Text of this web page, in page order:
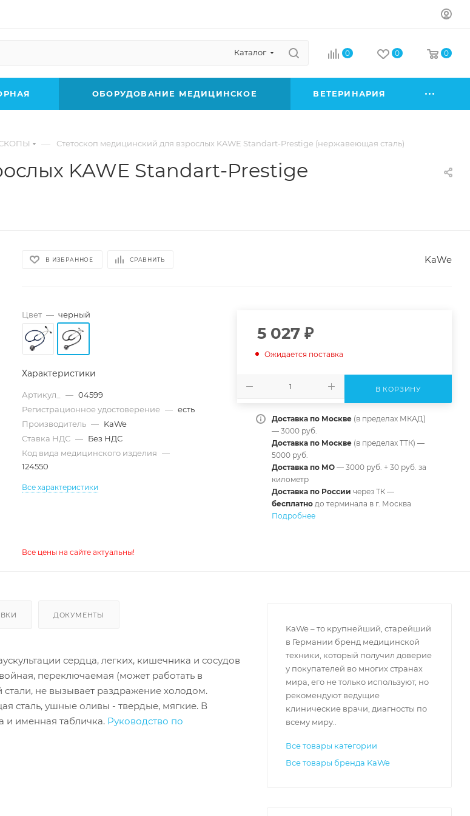
Каталог 0 0 0
ОБОРУДОВАНИЕ МЕДИЦИНСКОЕ ВЕТЕРИНАРИЯ
— Стетоскоп медицинский для взрослых KAWE Standart-Prestige (нержавеющая сталь)
KAWE Standart-Prestige
В ИЗБРАННОЕ СРАВНИТЬ KaWe
Цвет — черный
Характеристики
Артикул_ — 04599
Регистрационное удостоверение — есть
Производитель — KaWe
Ставка НДС — Без НДС
Код вида медицинского изделия —
124550
Все характеристики
5 027₽
Ожидается поставка
В КОРЗИНУ
Доставка по Москве(в пределах МКАД)
— 3000 руб.
Доставка по Москве (в пределах ТТК) —
5000 руб.
Доставка по МО— 3000 руб. + 30 руб. за
километр
Доставка по России через ТК —
бесплатнодо терминала в г. Москва
Подробнее
Все цены на сайте актуальны!
ДОКУМЕНТЫ
сердца, легких, кишечника и сосудов
переключаемая (может работать в
не вызывает раздражение холодом.
сталь, ушные оливы - твердые, мягкие. В
и именная табличка. Руководство по
KaWe – то крупнейший, старейший
в Германии бренд медицинской
техники, который получил доверие
у покупателей во многих странах
мира, его не только используют, но
рекомендуют ведущие
клинические врачи, диагносты по
всему миру..
Все товары категории
Все товары бренда KaWe